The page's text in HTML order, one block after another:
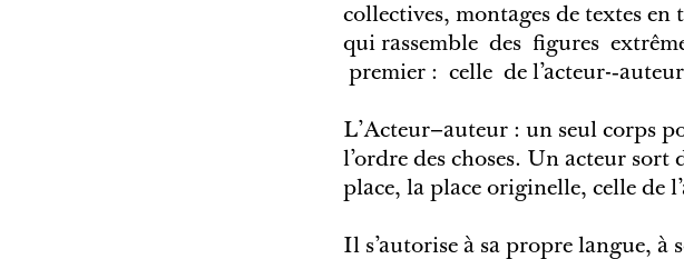
collectives, montages de textes
qui rassemble des figures
premier : celle de l’acteur-­
L’Acteur–auteur : un seul corps
l’ordre des choses. Un acteur
place, la place originelle, celle de
Il s’autorise à sa propre langue,